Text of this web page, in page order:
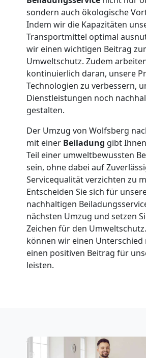
sondern auch ökologische
Indem wir die Kapazitäten
Transportmittel optimal
wir einen wichtigen Beitrag
Umweltschutz. Zudem
kontinuierlich daran, unsere
Technologien zu verbessern,
Dienstleistungen noch
gestalten.
Der Umzug von Wolfsberg
mit einer Beiladung gibt
Teil einer umweltbewussten
sein, ohne dabei auf
Servicequalität verzichten zu
Entscheiden Sie sich für
nachhaltigen
nächsten Umzug und setzen
Zeichen für den
können wir einen Unterschied
einen positiven Beitrag für
leisten.
Wolfsberg
Umzug
für
Senioren
Wolfsberg
Fernumzug
Wolfsberg
Firmenumzug
Wolfsberg